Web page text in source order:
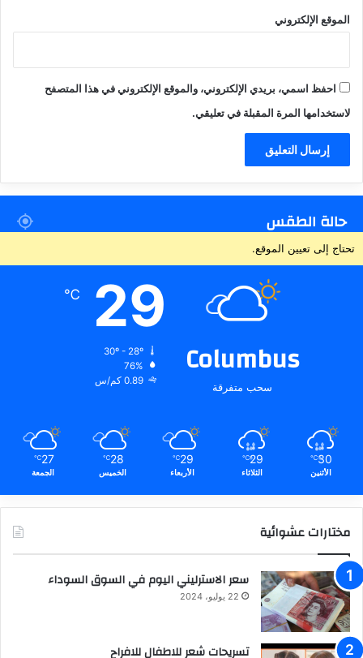
الموقع الإلكتروني
احفظ اسمي، بريدي الإلكتروني، والموقع الإلكتروني في هذا المتصفح
لاستخدامها المرة المقبلة في تعليقي.
حالة الطقس
تحتاج إلى تعيين الموقع.
Columbus
سحب متفرقة
29
℃
76%
0.89 كم/س
30
℃
الأثنين
29
℃
الثلاثاء
29
℃
الأربعاء
28
℃
الخميس
27
℃
الجمعة
مختارات عشوائية
سعر الاسترليني اليوم في السوق السوداء
22 يوليو، 2024
تسريحات شعر للاطفال للافراح